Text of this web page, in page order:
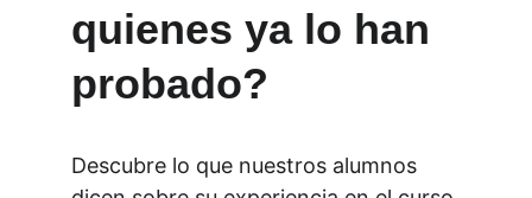
quienes ya lo han
probado?
Descubre lo que nuestros alumnos